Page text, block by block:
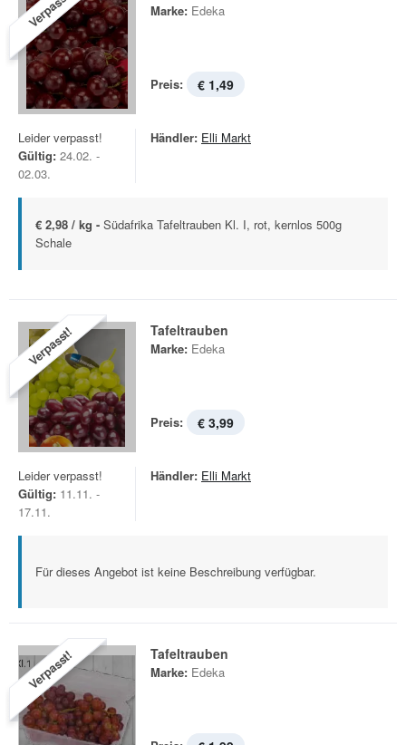
Marke: Edeka
Preis: € 1,49
Leider verpasst!
Gültig: 24.02. -
02.03.
Händler: Elli Markt
€ 2,98 / kg - Südafrika Tafeltrauben Kl. I, rot, kernlos 500g
Schale
Verpasst! Tafeltrauben
Marke: Edeka
Preis: € 3,99
Leider verpasst!
Gültig: 11.11. -
17.11.
Händler: Elli Markt
Für dieses Angebot ist keine Beschreibung verfügbar.
Verpasst! Tafeltrauben
Marke: Edeka